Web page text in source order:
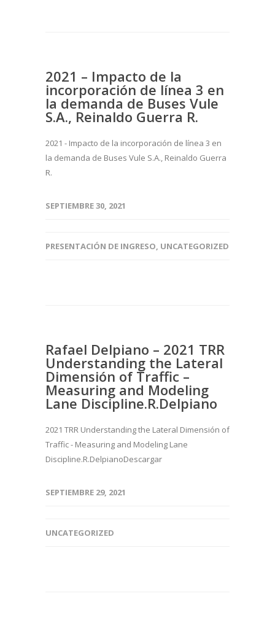
2021 – Impacto de la
incorporación de línea 3 en
la demanda de Buses Vule
S.A., Reinaldo Guerra R.
2021 - Impacto de la incorporación de línea 3 en
la demanda de Buses Vule S.A., Reinaldo Guerra
R.
SEPTIEMBRE 30, 2021
PRESENTACIÓN DE INGRESO, UNCATEGORIZED
Rafael Delpiano – 2021 TRR
Understanding the Lateral
Dimensión of Traffic –
Measuring and Modeling
Lane Discipline.R.Delpiano
2021 TRR Understanding the Lateral Dimensión of
Traffic - Measuring and Modeling Lane
Discipline.R.DelpianoDescargar
SEPTIEMBRE 29, 2021
UNCATEGORIZED